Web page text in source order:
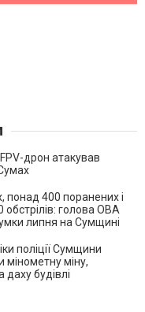
дрон атакував
понад 400 поранених і
обстрілів: голова ОВА
липня на Сумщині
поліції Сумщини
міну,
будівлі